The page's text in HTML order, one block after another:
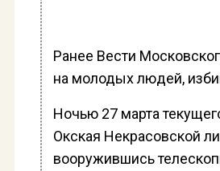
Ранее Вести
на молодых людей,
Ночью 27 марта
Окская Некрасовской
вооружившись